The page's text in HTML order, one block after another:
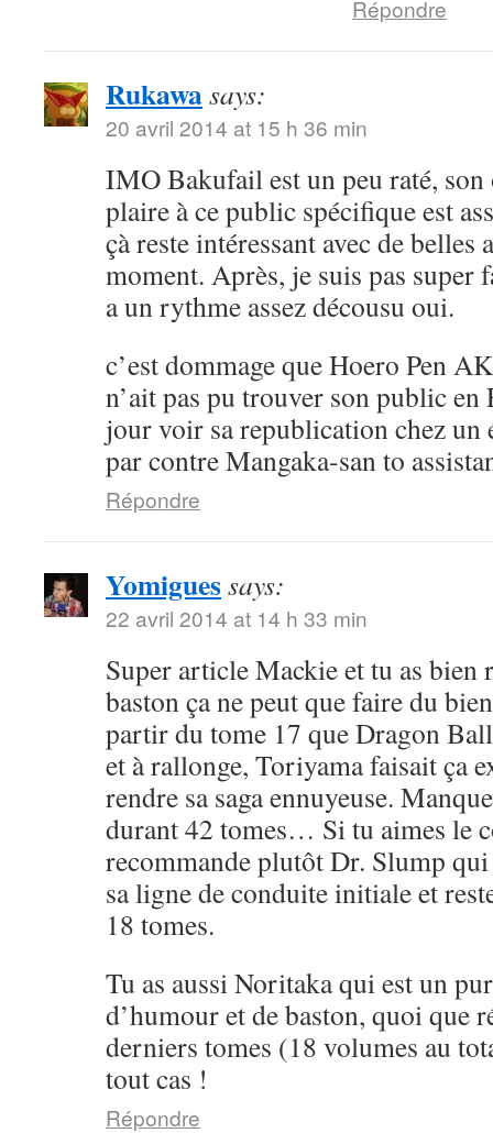
Répondre
Rukawasays:
20 avril 2014 at 15 h 36 min
IMO Bakufail est un peu raté,
plaire à ce public spécifique est
çà reste intéressant avec de belles
moment. Après, je suis pas super
a un rythme assez décousu oui.
c’est dommage que Hoero Pen
n’ait pas pu trouver son public en
jour voir sa republication chez un
par contre Mangaka-san to
Répondre
Yomiguessays:
22 avril 2014 at 14 h 33 min
Super article Mackie et tu as bien
baston ça ne peut que faire du
partir du tome 17 que Dragon
et à rallonge, Toriyama faisait ça
rendre sa saga ennuyeuse.
durant 42 tomes… Si tu aimes le
recommande plutôt Dr. Slump qui
sa ligne de conduite initiale et
18 tomes.
Tu as aussi Noritaka qui est un
d’humour et de baston, quoi que
derniers tomes (18 volumes au
tout cas !
Répondre